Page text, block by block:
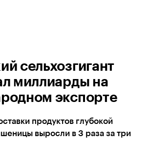
сельхозгигант
миллиарды на
экспорте
продуктов глубокой
выросли в 3 раза за три